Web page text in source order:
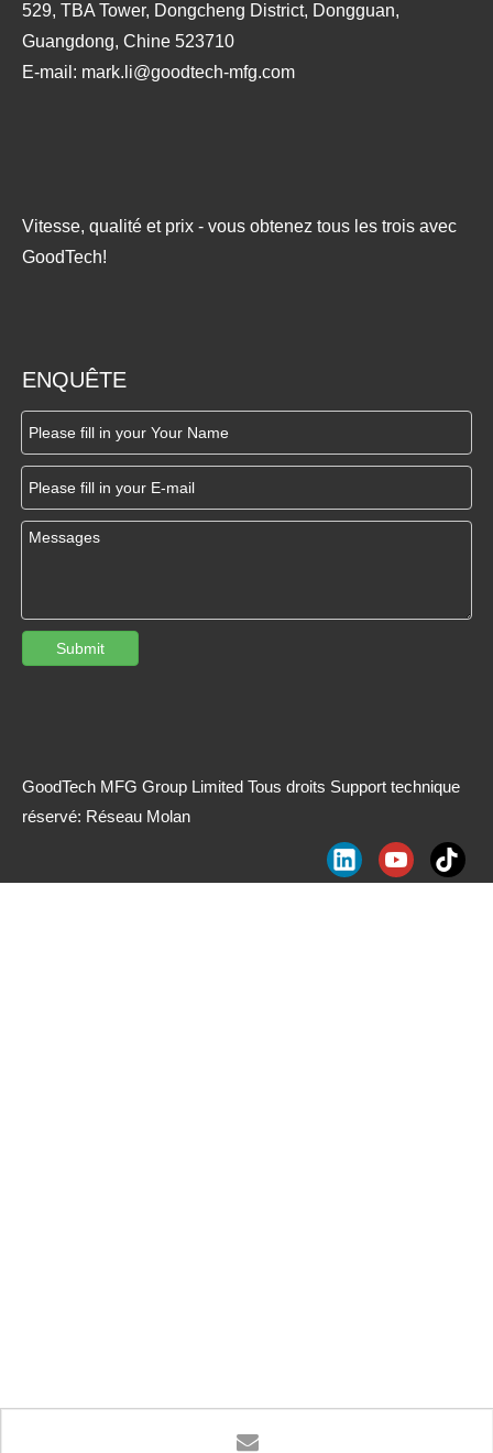
529, TBA Tower, Dongcheng District, Dongguan,
Guangdong, Chine 523710
E-mail: mark.li@goodtech-mfg.com
Vitesse, qualité et prix - vous obtenez tous les trois avec
GoodTech!
ENQUÊTE
Submit
GoodTech MFG Group Limited Tous droits Support technique
réservé: Réseau Molan